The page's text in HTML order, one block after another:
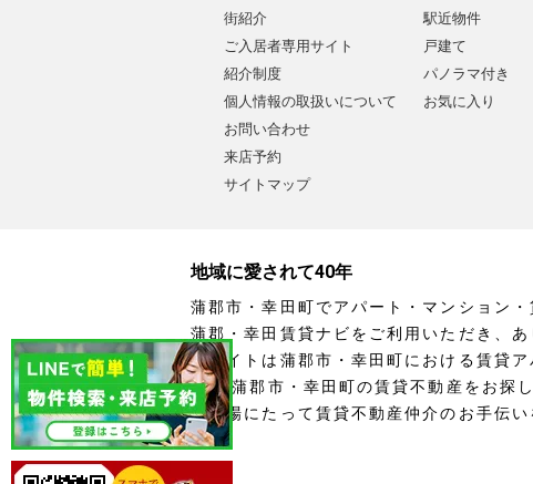
街紹介
ご入居者専用サイト
紹介制度
個人情報の取扱いについて
お問い合わせ
来店予約
サイトマップ
駅近物件
戸建て
パノラマ付き
お気に入り
地域に愛されて40年
蒲郡市・幸田町でアパート・マンション
蒲郡・幸田賃貸ナビをご利用いただき、あ
当サイトは蒲郡市・幸田町における賃貸
す。 蒲郡市・幸田町の賃貸不動産をお探
の立場にたって賃貸不動産仲介のお手伝い